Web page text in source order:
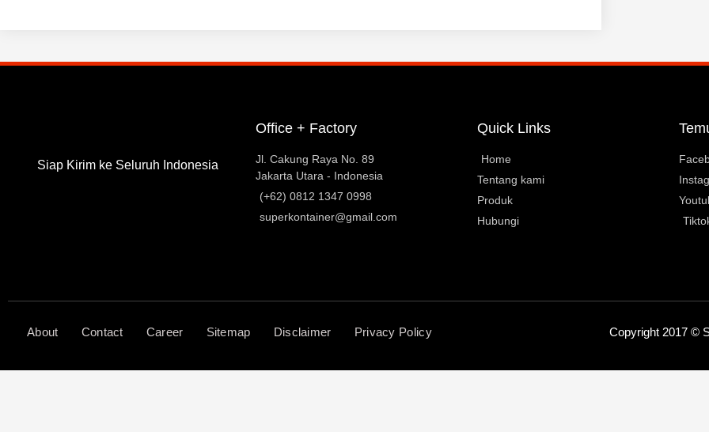
Siap Kirim ke Seluruh Indonesia
Office + Factory
Jl. Cakung Raya No. 89
Jakarta Utara - Indonesia
(+62) 0812 1347 0998
superkontainer@gmail.com
Quick Links
Home
Tentang kami
Produk
Hubungi
About Contact Career Sitemap Disclaimer Privacy Policy Copyright 2017 ©